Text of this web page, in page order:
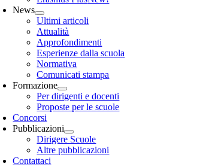
News
Ultimi articoli
Attualità
Approfondimenti
Esperienze dalla scuola
Normativa
Comunicati stampa
Formazione
Per dirigenti e docenti
Proposte per le scuole
Concorsi
Pubblicazioni
Dirigere Scuole
Altre pubblicazioni
Contattaci